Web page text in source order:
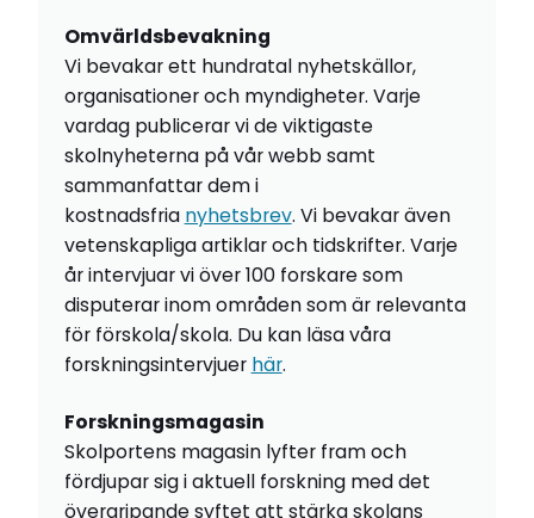
Omvärldsbevakning
Vi bevakar ett hundratal nyhetskällor,
organisationer och myndigheter. Varje
vardag publicerar vi de viktigaste
skolnyheterna på vår webb samt
sammanfattar dem i
kostnadsfria nyhetsbrev. Vi bevakar även
vetenskapliga artiklar och tidskrifter. Varje
år intervjuar vi över 100 forskare som
disputerar inom områden som är relevanta
för förskola/skola. Du kan läsa våra
forskningsintervjuer här.
Forskningsmagasin
Skolportens magasin lyfter fram och
fördjupar sig i aktuell forskning med det
övergripande syftet att stärka skolans